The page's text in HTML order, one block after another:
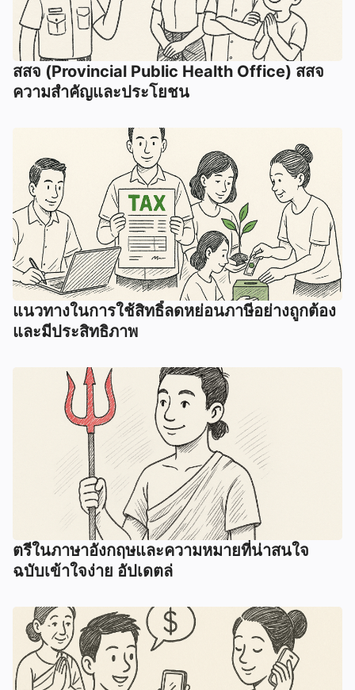
สสจ (Provincial Public Health Office) สสจ
ความสำคัญและประโยชน
แนวทางในการใช้สิทธิ์ลดหย่อนภาษีอย่างถูกต้อง
และมีประสิทธิภาพ
ตรีในภาษาอังกฤษและความหมายที่น่าสนใจ
ฉบับเข้าใจง่าย อัปเดตล่